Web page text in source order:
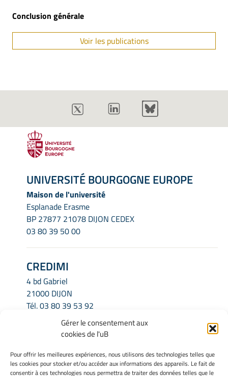
Gérer le consentement aux
cookies de l'uB
Pour offrir les meilleures expériences, nous utilisons des technologies telles que
les cookies pour stocker et/ou accéder aux informations des appareils. Le fait de
consentir à ces technologies nous permettra de traiter des données telles que le
Conclusion générale
Voir les publications
UNIVERSITÉ BOURGOGNE EUROPE
Maison de l'université
Esplanade Erasme
BP 27877 21078 DIJON CEDEX
03 80 39 50 00
CREDIMI
4 bd Gabriel
21000 DIJON
Tél.03 80 39 53 92
credimi.secretariat@u-bourgogne.fr
INFORMATIONS LÉGALES
Mentions légales